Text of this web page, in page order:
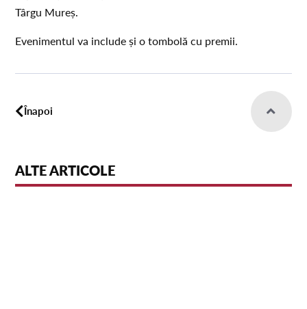
Târgu Mureș.
Evenimentul va include și o tombolă cu premii.
Înapoi
ALTE ARTICOLE